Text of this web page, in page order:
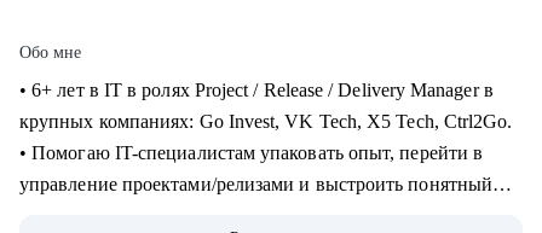
Обо мне
• 6+ лет в IT в ролях Project / Release / Delivery Manager в
крупных компаниях: Go Invest, VK Tech, X5 Tech, Ctrl2Go.
• Помогаю IT-специалистам упаковать опыт, перейти в
управление проектами/релизами и выстроить понятный